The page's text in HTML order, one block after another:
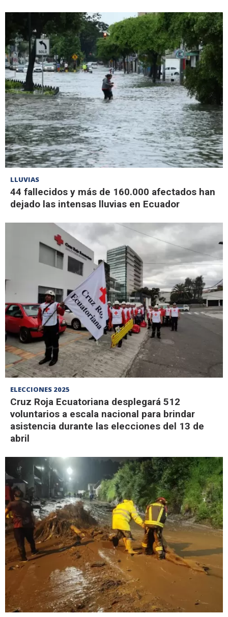
LLUVIAS
44 fallecidos y más de 160.000 afectados han
dejado las intensas lluvias en Ecuador
ELECCIONES 2025
Cruz Roja Ecuatoriana desplegará 512
voluntarios a escala nacional para brindar
asistencia durante las elecciones del 13 de
abril